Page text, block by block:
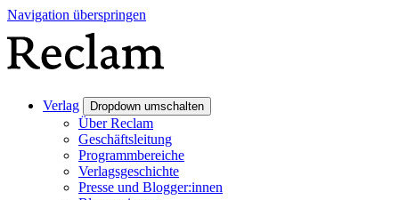
Navigation überspringen
Verlag Dropdown umschalten
Über Reclam
Geschäftsleitung
Programmbereiche
Verlagsgeschichte
Presse und Blogger:innen